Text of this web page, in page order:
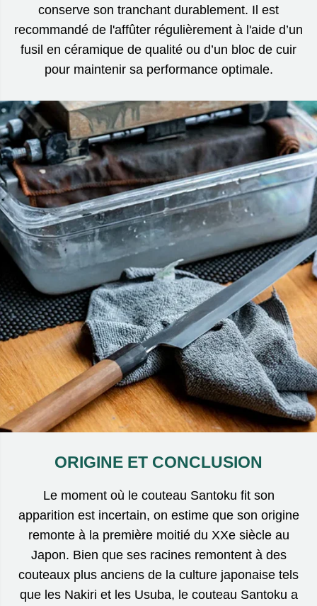
conserve son tranchant durablement. Il est
recommandé de l'affûter régulièrement à l'aide d’un
fusil en céramique de qualité ou d’un bloc de cuir
pour maintenir sa performance optimale.
ORIGINE ET CONCLUSION
Le moment où le couteau Santoku fit son
apparition est incertain, on estime que son origine
remonte à la première moitié du XXe siècle au
Japon. Bien que ses racines remontent à des
couteaux plus anciens de la culture japonaise tels
que les Nakiri et les Usuba, le couteau Santoku a